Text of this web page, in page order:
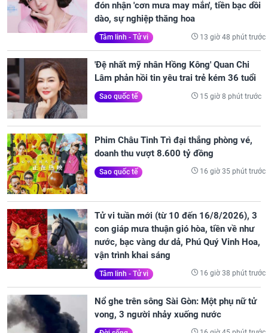
đón nhận 'cơn mưa may mắn', tiền bạc dồi
dào, sự nghiệp thăng hoa
Tâm linh - Tử vi 13 giờ 48 phút trước
'Đệ nhất mỹ nhân Hồng Kông' Quan Chi
Lâm phản hồi tin yêu trai trẻ kém 36 tuổi
Sao quốc tế 15 giờ 8 phút trước
Phim Châu Tinh Trì đại thắng phòng vé,
doanh thu vượt 8.600 tỷ đồng
Sao quốc tế 16 giờ 35 phút trước
Tử vi tuần mới (từ 10 đến 16/8/2026), 3
con giáp mưa thuận gió hòa, tiền về như
nước, bạc vàng dư dả, Phú Quý Vinh Hoa,
vận trình khai sáng
Tâm linh - Tử vi 16 giờ 38 phút trước
Nổ ghe trên sông Sài Gòn: Một phụ nữ tử
vong, 3 người nhảy xuống nước